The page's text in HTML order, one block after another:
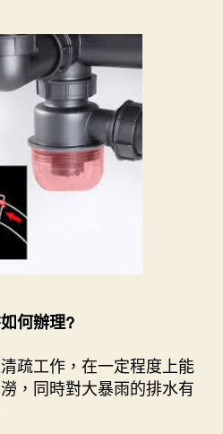
何辦理?
疏工作，在一定程度上能
，同時對大暴雨的排水有